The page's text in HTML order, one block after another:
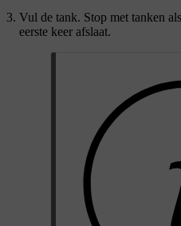
Vul de tank. Stop met tanken
eerste keer afslaat.